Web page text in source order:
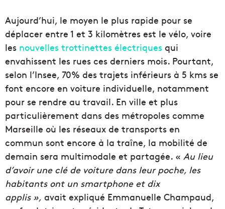
Aujourd’hui, le moyen le plus rapide pour se
déplacer entre 1 et 3 kilomètres est le vélo, voire
les nouvelles trottinettes électriques qui
envahissent les rues ces derniers mois. Pourtant,
selon l’Insee, 70% des trajets inférieurs à 5 kms se
font encore en voiture individuelle, notamment
pour se rendre au travail. En ville et plus
particulièrement dans des métropoles comme
Marseille où les réseaux de transports en
commun sont encore à la traîne, la mobilité de
demain sera multimodale et partagée. « Au lieu
d’avoir une clé de voiture dans leur poche, les
habitants ont un smartphone et dix
applis », avait expliqué Emmanuelle Champaud,